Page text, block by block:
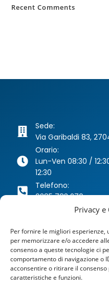
Privacy e
Per fornire le migliori esperienze,
per memorizzare e/o accedere
consenso a queste tecnologie ci
comportamento di navigazione o
acconsentire o ritirare il
caratteristiche e funzioni.
Recent Comments
Sede:
Via Garibaldi 83,
Orario:
Lun-Ven 08:30 /
12:30
Telefono:
0385 783 270
Email:
PEC: